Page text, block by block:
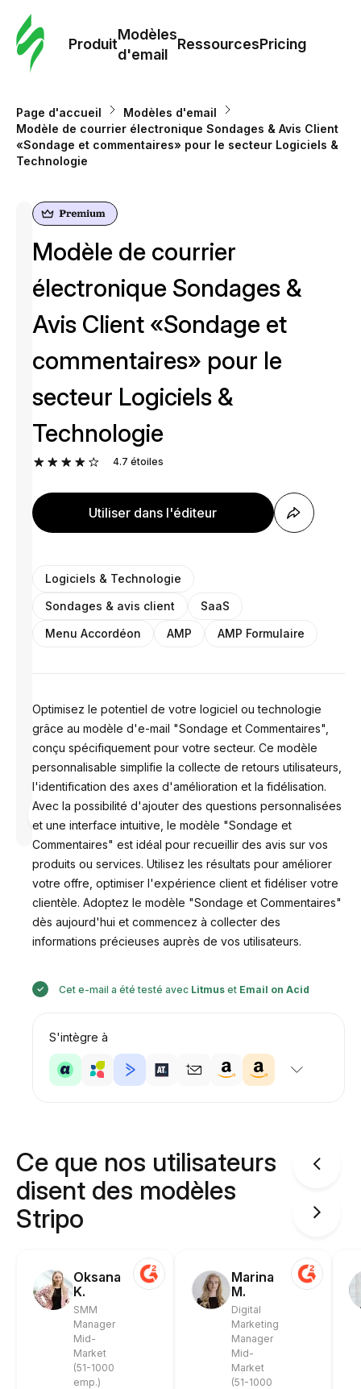
Produit
Modèles
d'email
RessourcesPricing
Page d'accueil
Modèles d'email
Modèle de courrier électronique Sondages & Avis Client
«Sondage et commentaires» pour le secteur Logiciels &
Technologie
Conçu par
Anastasiia
Modèle de courrier
électronique Sondages &
Avis Client «Sondage et
commentaires» pour le
secteur Logiciels &
Technologie
4.7 étoiles
Utiliser dans l'éditeur
Logiciels & Technologie
Sondages & avis client
SaaS
Menu Accordéon
AMP AMP Formulaire
Optimisez le potentiel de votre logiciel ou technologie
grâce au modèle d'e-mail "Sondage et Commentaires",
conçu spécifiquement pour votre secteur. Ce modèle
personnalisable simplifie la collecte de retours utilisateurs,
l'identification des axes d'amélioration et la fidélisation.
Avec la possibilité d'ajouter des questions personnalisées
et une interface intuitive, le modèle "Sondage et
Commentaires" est idéal pour recueillir des avis sur vos
produits ou services. Utilisez les résultats pour améliorer
votre offre, optimiser l'expérience client et fidéliser votre
clientèle. Adoptez le modèle "Sondage et Commentaires"
dès aujourd'hui et commencez à collecter des
informations précieuses auprès de vos utilisateurs.
Cet e-mail a été testé avec Litmuset Email on Acid
S'intègre à
Ce que nos utilisateurs
disent des modèles
Stripo
Oksana
K.
SMM
Manager
Mid-
Market
(51-1000
emp.)
Marina
M.
Digital
Marketing
Manager
Mid-
Market
(51-1000